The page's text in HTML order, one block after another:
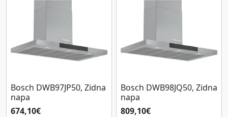
Bosch DWB97JP50, Zidna
napa
674,10€
Bosch DWB98JQ50, Zidna
napa
809,10€